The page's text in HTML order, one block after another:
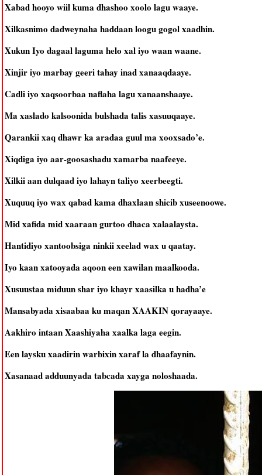
Xabad hooyo wiil kuma dhashoo xoolo lagu waaye.
Xilkasnimo dadweynaha haddaan loogu gogol xaadhin.
Xukun Iyo dagaal laguma helo xal iyo waan waane.
Xinjir iyo marbay geeri tahay inad xanaaqdaaye.
Cadli iyo xaqsoorbaa naflaha lagu xanaanshaaye.
Ma xaslado kalsoonida bulshada talis xasuuqaaye.
Qarankii xaq dhawr ka aradaa guul ma xooxsado’e.
Xiqdiga iyo aar-goosashadu xamarba naafeeye.
Xilkii aan dulqaad iyo lahayn taliyo xeerbeegti.
Xuquuq iyo wax qabad kama dhaxlaan shicib xuseenoowe.
Mid xafida mid xaaraan gurtoo dhaca xalaalaysta.
Hantidiyo xantoobsiga ninkii xeelad wax u qaatay.
Iyo kaan xatooyada aqoon een xawilan maalkooda.
Xusuustaa miduun shar iyo khayr xaasilka u hadha’e
Mansabyada xisaabaa ku maqan XAAKIN qorayaaye.
Aakhiro intaan Xaashiyaha xaalka laga eegin.
Een laysku xaadirin warbixin xaraf la dhaafaynin.
Xasanaad adduunyada tabcada xayga noloshaada.